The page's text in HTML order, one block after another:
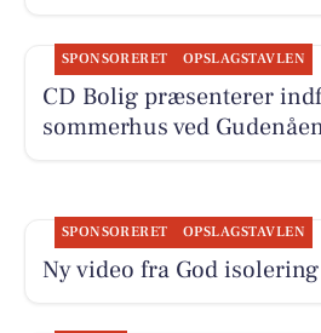
SPONSORERET OPSLAGSTAVLEN
CD Bolig præsenterer
sommerhus ved
SPONSORERET OPSLAGSTAVLEN
Ny video fra God isolering